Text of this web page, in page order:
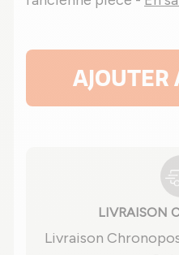
AJOUTER
LIVRAISON
Livraison